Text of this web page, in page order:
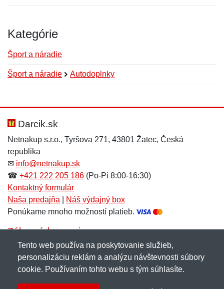
Kategórie
Šport a náradie
Šport a náradie Autodoplnky
Hodnotenie:
Meno:*
E-mail:
Správa*
Meno:
E-mail:*
Správa*
Darcik.sk
Netnakup s.r.o., Tyršova 271, 43801 Žatec, Česká
republika
✉ info@netnakup.sk
☎ +421 222 205 186 (Po-Pi 8:00-16:30)
Kontaktný formulár
Naša predajňa
Náš výdajný box
Ponúkame mnoho možností platieb.
Zákaznícky servis
Novinky emailom
Tento web používa na poskytovanie služieb,
personalizáciu reklám a analýzu návštevnosti súbory
cookie. Používaním tohto webu s tým súhlasíte.